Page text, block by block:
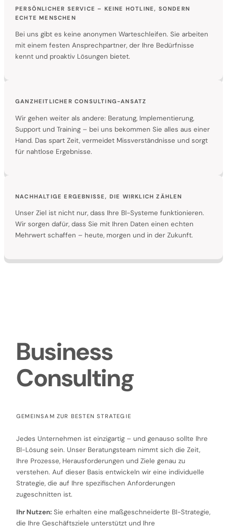
PERSÖNLICHER SERVICE – KEINE HOTLINE, SONDERN
ECHTE MENSCHEN
Bei uns gibt es keine anonymen Warteschleifen. Sie arbeiten
mit einem festen Ansprechpartner, der Ihre Bedürfnisse
kennt und proaktiv Lösungen bietet.
GANZHEITLICHER CONSULTING-ANSATZ
Wir gehen weiter als andere: Beratung, Implementierung,
Support und Training – bei uns bekommen Sie alles aus einer
Hand. Das spart Zeit, vermeidet Missverständnisse und sorgt
für nahtlose Ergebnisse.
NACHHALTIGE ERGEBNISSE, DIE WIRKLICH ZÄHLEN
Unser Ziel ist nicht nur, dass Ihre BI-Systeme funktionieren.
Wir sorgen dafür, dass Sie mit Ihren Daten einen echten
Mehrwert schaffen – heute, morgen und in der Zukunft.
Business
Consulting
GEMEINSAM ZUR BESTEN STRATEGIE
Jedes Unternehmen ist einzigartig – und genauso sollte Ihre
BI-Lösung sein. Unser Beratungsteam nimmt sich die Zeit,
Ihre Prozesse, Herausforderungen und Ziele genau zu
verstehen. Auf dieser Basis entwickeln wir eine individuelle
Strategie, die auf Ihre spezifischen Anforderungen
zugeschnitten ist.
Ihr Nutzen: Sie erhalten eine maßgeschneiderte BI-Strategie,
die Ihre Geschäftsziele unterstützt und Ihre